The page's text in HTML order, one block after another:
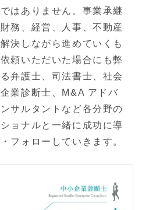
はありません。事業承継
務、経営、人事、不動産
決しながら進めていくも
頼いただいた場合にも弊
弁護士、司法書士、社会
業診断士、M&A アドバ
サルタントなど各分野の
ョナルと一緒に成功に導
フォローしていきます。